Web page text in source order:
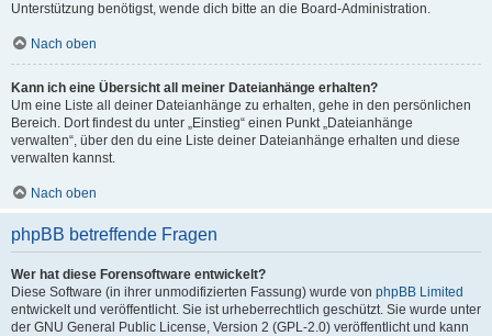
Unterstützung benötigst, wende dich bitte an die Board-Administration.
Nach oben
Kann ich eine Übersicht all meiner Dateianhänge erhalten?
Um eine Liste all deiner Dateianhänge zu erhalten, gehe in den persönlichen
Bereich. Dort findest du unter „Einstieg“ einen Punkt „Dateianhänge
verwalten“, über den du eine Liste deiner Dateianhänge erhalten und diese
verwalten kannst.
Nach oben
phpBB betreffende Fragen
Wer hat diese Forensoftware entwickelt?
Diese Software (in ihrer unmodifizierten Fassung) wurde von phpBB Limited
entwickelt und veröffentlicht. Sie ist urheberrechtlich geschützt. Sie wurde unter
der GNU General Public License, Version 2 (GPL-2.0) veröffentlicht und kann